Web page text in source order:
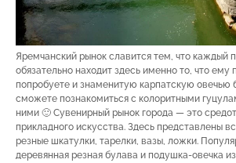
Яремчанский рынок славится тем, что каждый
обязательно находит здесь именно то, что ему
попробуете и знаменитую карпатскую овечью
сможете познакомиться с колоритными
ними 🙂 Сувенирный рынок города — это
прикладного искусства. Здесь представлены
резные шкатулки, тарелки, вазы, ложки.
деревянная резная булава и подушка-овечка